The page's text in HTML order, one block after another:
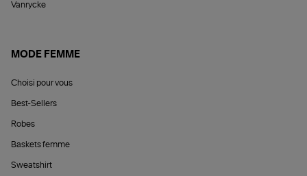
Vanrycke
MODE FEMME
Choisi pour vous
Best-Sellers
Robes
Baskets femme
Sweatshirt